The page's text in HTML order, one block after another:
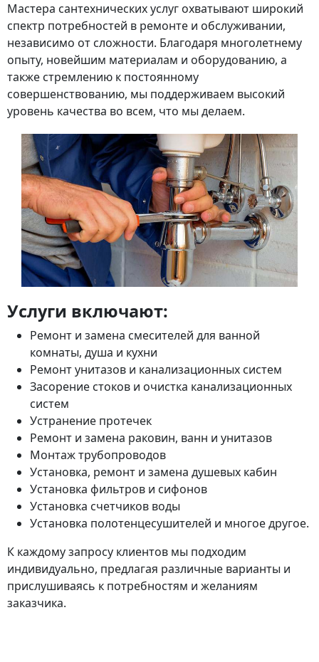
Мастера сантехнических услуг охватывают широкий
спектр потребностей в ремонте и обслуживании,
независимо от сложности. Благодаря многолетнему
опыту, новейшим материалам и оборудованию, а
также стремлению к постоянному
совершенствованию, мы поддерживаем высокий
уровень качества во всем, что мы делаем.
Услуги включают:
Ремонт и замена смесителей для ванной
комнаты, душа и кухни
Ремонт унитазов и канализационных систем
Засорение стоков и очистка канализационных
систем
Устранение протечек
Ремонт и замена раковин, ванн и унитазов
Монтаж трубопроводов
Установка, ремонт и замена душевых кабин
Установка фильтров и сифонов
Установка счетчиков воды
Установка полотенцесушителей и многое другое.
К каждому запросу клиентов мы подходим
индивидуально, предлагая различные варианты и
прислушиваясь к потребностям и желаниям
заказчика.